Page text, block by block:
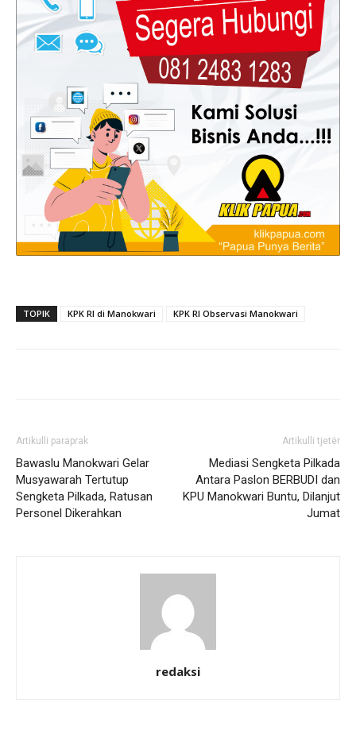
TOPIK KPK RI di Manokwari KPK RI Observasi Manokwari
Artikulli paraprak
Bawaslu Manokwari Gelar
Musyawarah Tertutup
Sengketa Pilkada, Ratusan
Personel Dikerahkan
Artikulli tjetër
Mediasi Sengketa Pilkada
Antara Paslon BERBUDI dan
KPU Manokwari Buntu, Dilanjut
Jumat
redaksi